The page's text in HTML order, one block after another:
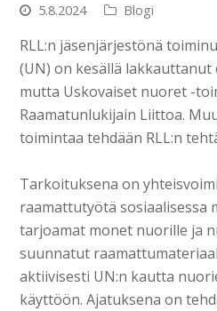
5.8.2024 Blogi
RLL:n jäsenjärjestönä
(UN) on kesällä lakkauttanut
mutta Uskovaiset nuoret -
Raamatunlukijain Liittoa.
toimintaa tehdään RLL:n
Tarkoituksena on
raamattutyötä sosiaalisessa
tarjoamat monet nuorille ja
suunnatut
aktiivisesti UN:n kautta
käyttöön. Ajatuksena on